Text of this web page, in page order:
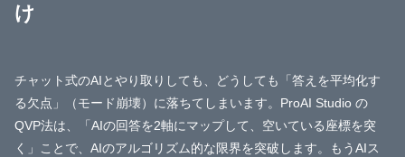
け
チャット式のAIとやり取りしても、どうしても「答えを平均化す
る欠点」（モード崩壊）に落ちてしまいます。ProAI Studio の
QVP法は、「AIの回答を2軸にマップして、空いている座標を突
く」ことで、AIのアルゴリズム的な限界を突破します。もうAIス